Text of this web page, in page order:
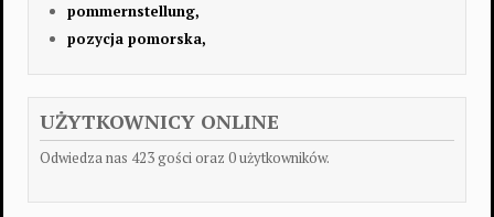
pommernstellung,
pozycja pomorska,
UŻYTKOWNICY ONLINE
Odwiedza nas 423 gości oraz 0 użytkowników.